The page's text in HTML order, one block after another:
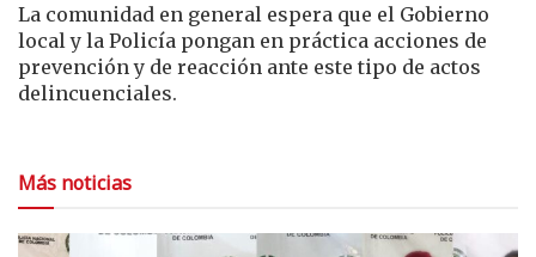
La comunidad en general espera que el Gobierno
local y la Policía pongan en práctica acciones de
prevención y de reacción ante este tipo de actos
delincuenciales.
Más noticias